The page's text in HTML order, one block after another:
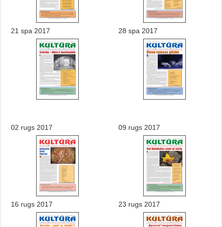
21 spa 2017 28 spa 2017
02 rugs 2017 09 rugs 2017
16 rugs 2017 23 rugs 2017